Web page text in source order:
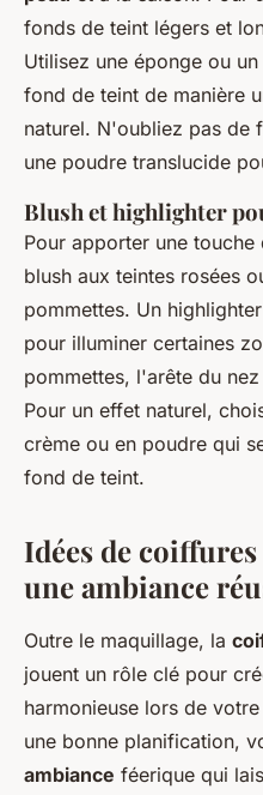
fonds de teint légers et
Utilisez une éponge ou
fond de teint de manière
naturel. N'oubliez pas de
une poudre translucide
Blush et highlighter
Pour apporter une
blush aux teintes rosées
pommettes. Un
pour illuminer certaines
pommettes, l'arête du
Pour un effet naturel,
crème ou en poudre qui
fond de teint.
Idées de
une ambiance
Outre le maquillage, la
jouent un rôle clé pour
harmonieuse lors de votre
une bonne planification,
ambiance féerique qui